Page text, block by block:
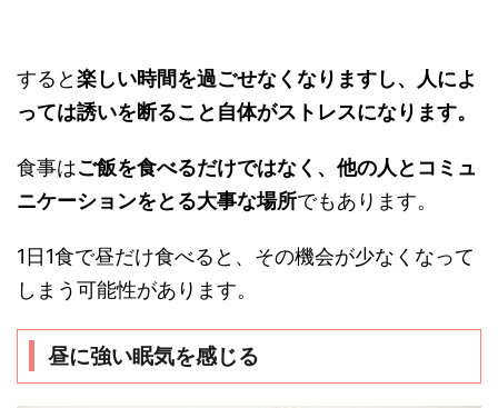
すると楽しい時間を過ごせなくなりますし、人によ
っては誘いを断ること自体がストレスになります。
食事はご飯を食べるだけではなく、他の人とコミュ
ニケーションをとる大事な場所でもあります。
1日1食で昼だけ食べると、その機会が少なくなって
しまう可能性があります。
昼に強い眠気を感じる